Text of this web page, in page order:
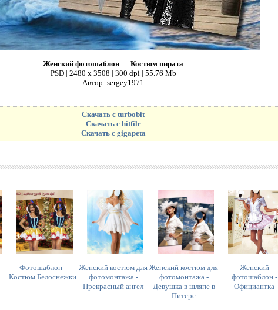
Женский фотошаблон — Костюм пирата
PSD | 2480 x 3508 | 300 dpi | 55.76 Mb
Автор: sergey1971
Скачать с turbobit
Скачать с hitfile
Скачать с gigapeta
Фотошаблон -
Костюм Белоснежки
Женский костюм для
фотомонтажа -
Прекрасный ангел
Женский костюм для
фотомонтажа -
Девушка в шляпе в
Питере
Женский
фотошаблон -
Официантка